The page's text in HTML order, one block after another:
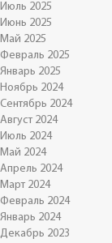
Июль 2025
Июнь 2025
Май 2025
Февраль 2025
Январь 2025
Ноябрь 2024
Сентябрь 2024
Август 2024
Июль 2024
Май 2024
Апрель 2024
Март 2024
Февраль 2024
Январь 2024
Декабрь 2023